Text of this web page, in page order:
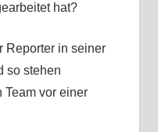
hat?
Reporter in seiner
so stehen
Team vor einer